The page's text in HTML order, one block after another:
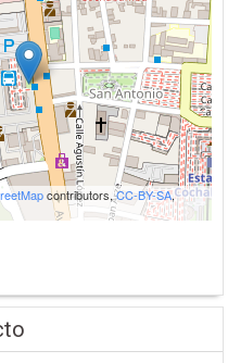
contributors,CC-BY-SA,